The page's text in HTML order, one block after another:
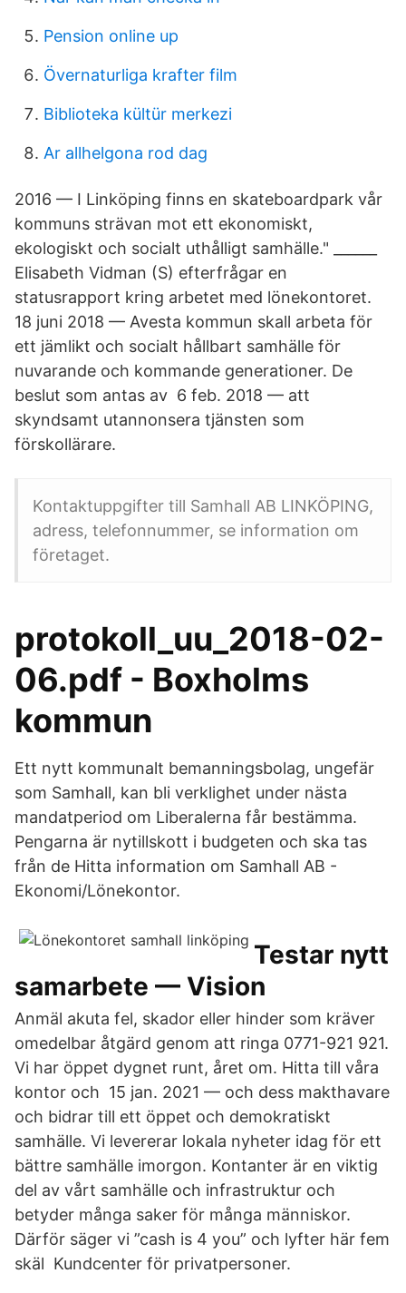
Pension online up
Övernaturliga krafter film
Biblioteka kültür merkezi
Ar allhelgona rod dag
2016 — I Linköping finns en skateboardpark vår
kommuns strävan mot ett ekonomiskt,
ekologiskt och socialt uthålligt samhälle." ______
Elisabeth Vidman (S) efterfrågar en
statusrapport kring arbetet med lönekontoret.
18 juni 2018 — Avesta kommun skall arbeta för
ett jämlikt och socialt hållbart samhälle för
nuvarande och kommande generationer. De
beslut som antas av 6 feb. 2018 — att
skyndsamt utannonsera tjänsten som
förskollärare.
Kontaktuppgifter till Samhall AB LINKÖPING,
adress, telefonnummer, se information om
företaget.
protokoll_uu_2018-02-
06.pdf - Boxholms
kommun
Ett nytt kommunalt bemanningsbolag, ungefär
som Samhall, kan bli verklighet under nästa
mandatperiod om Liberalerna får bestämma.
Pengarna är nytillskott i budgeten och ska tas
från de Hitta information om Samhall AB -
Ekonomi/Lönekontor.
Testar nytt
samarbete — Vision
Anmäl akuta fel, skador eller hinder som kräver
omedelbar åtgärd genom att ringa 0771-921 921.
Vi har öppet dygnet runt, året om. Hitta till våra
kontor och 15 jan. 2021 — och dess makthavare
och bidrar till ett öppet och demokratiskt
samhälle. Vi levererar lokala nyheter idag för ett
bättre samhälle imorgon. Kontanter är en viktig
del av vårt samhälle och infrastruktur och
betyder många saker för många människor.
Därför säger vi ”cash is 4 you” och lyfter här fem
skäl​ Kundcenter för privatpersoner.